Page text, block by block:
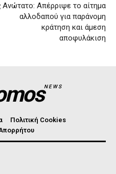
Ανώτατο: Απέρριψε το αίτημα
αλλοδαπού για παράνομη
κράτηση και άμεση
αποφυλάκιση
NEWS
Πολιτική Cookies